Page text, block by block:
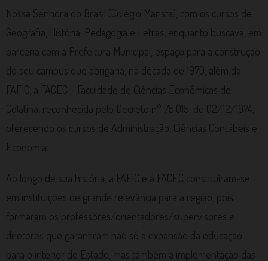
Nossa Senhora do Brasil (Colégio Marista), com os cursos de
Geografia, História, Pedagogia e Letras, enquanto buscava, em
parceria com a Prefeitura Municipal, espaço para a construção
do seu campus que abrigaria, na década de 1970, além da
FAFIC, a FACEC – Faculdade de Ciências Econômicas de
Colatina, reconhecida pelo Decreto n° 75.015, de 02/12/1974,
oferecendo os cursos de Administração, Ciências Contábeis e
Economia.
Ao longo de sua história, a FAFIC e a FACEC constituíram-se
em instituições de grande relevância para a região, pois
formaram os professores/orientadores/supervisores e
diretores que garantiram não só a expansão da educação
para o interior do Estado, mas também a implementação das